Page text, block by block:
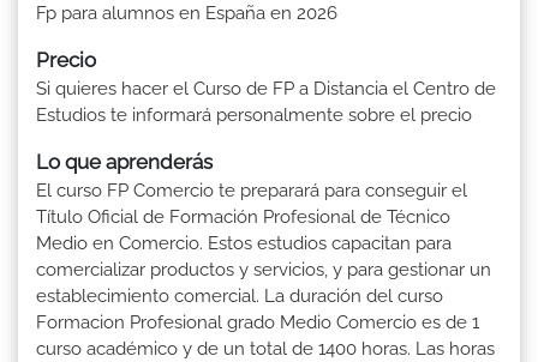
Fp para alumnos en España en 2026
Precio
Si quieres hacer el Curso de FP a Distancia el Centro de
Estudios te informará personalmente sobre el precio
Lo que aprenderás
El curso FP Comercio te preparará para conseguir el
Título Oficial de Formación Profesional de Técnico
Medio en Comercio. Estos estudios capacitan para
comercializar productos y servicios, y para gestionar un
establecimiento comercial. La duración del curso
Formacion Profesional grado Medio Comercio es de 1
curso académico y de un total de 1400 horas. Las horas